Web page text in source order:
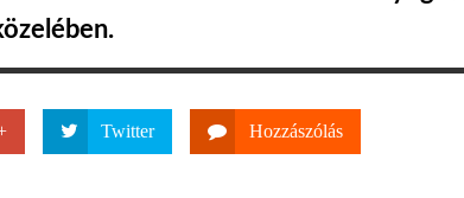
Twitter Hozzászólás